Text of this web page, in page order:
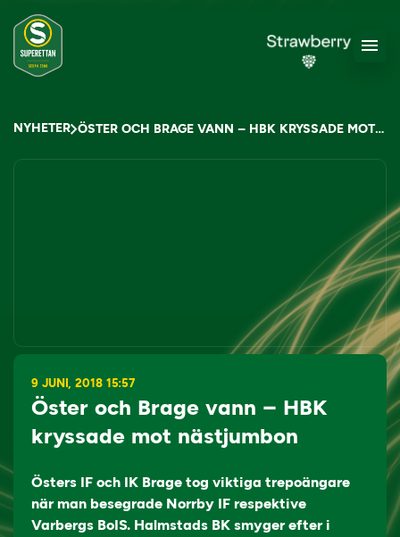
NYHETER ÖSTER OCH BRAGE VANN – HBK KRYSSADE MOT NÄSTJUMBON
9 JUNI, 2018 15:57
Öster och Brage vann – HBK
kryssade mot nästjumbon
Östers IF och IK Brage tog viktiga trepoängare
när man besegrade Norrby IF respektive
Varbergs BoIS. Halmstads BK smyger efter i